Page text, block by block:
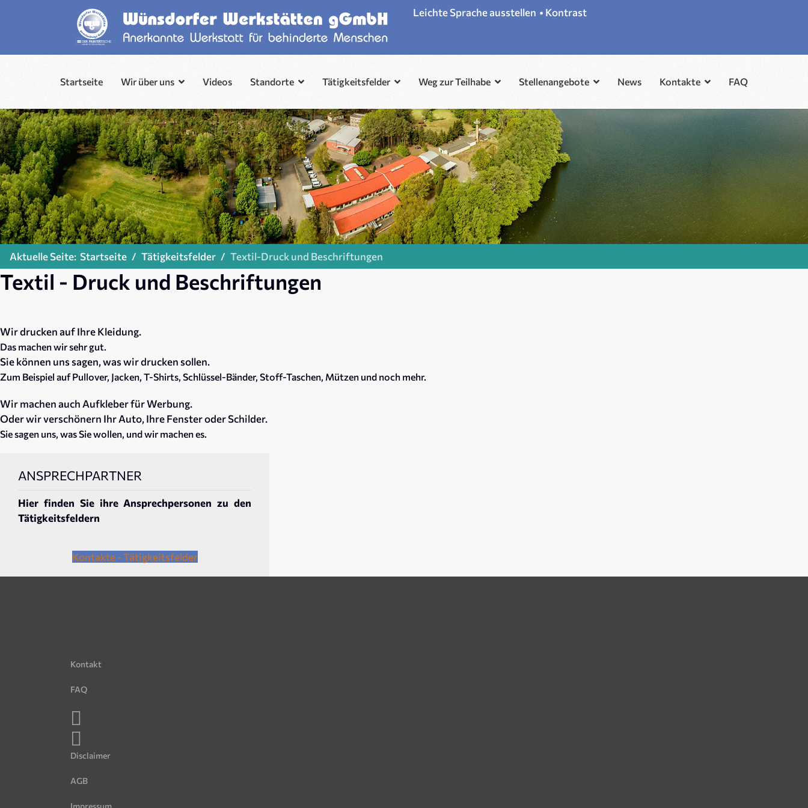
Leichte Sprache ausstellen • Kontrast
Startseite Wir über uns Videos Standorte Tätigkeitsfelder Weg zur Teilhabe Stellenangebote News Kontakte FAQ
Aktuelle Seite: Startseite Tätigkeitsfelder Textil-Druck und Beschriftungen
Textil - Druck und Beschriftungen
Wir drucken auf Ihre Kleidung.
Das machen wir sehr gut.
Sie können uns sagen, was wir drucken sollen.
Zum Beispiel auf Pullover, Jacken, T-Shirts, Schlüssel-Bänder, Stoff-Taschen, Mützen und noch mehr.
Wir machen auch Aufkleber für Werbung.
Oder wir verschönern Ihr Auto, Ihre Fenster oder Schilder.
Sie sagen uns, was Sie wollen, und wir machen es.
ANSPRECHPARTNER
Hier finden Sie ihre Ansprechpersonen zu den
Tätigkeitsfeldern
Kontakte - Tätigkeitsfelder
Kontakt
FAQ
Disclaimer
AGB
Impressum